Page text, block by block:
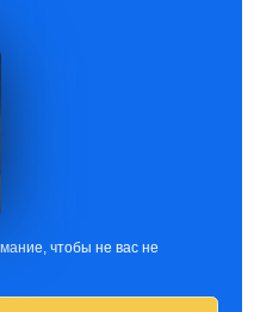
чтобы не вас не